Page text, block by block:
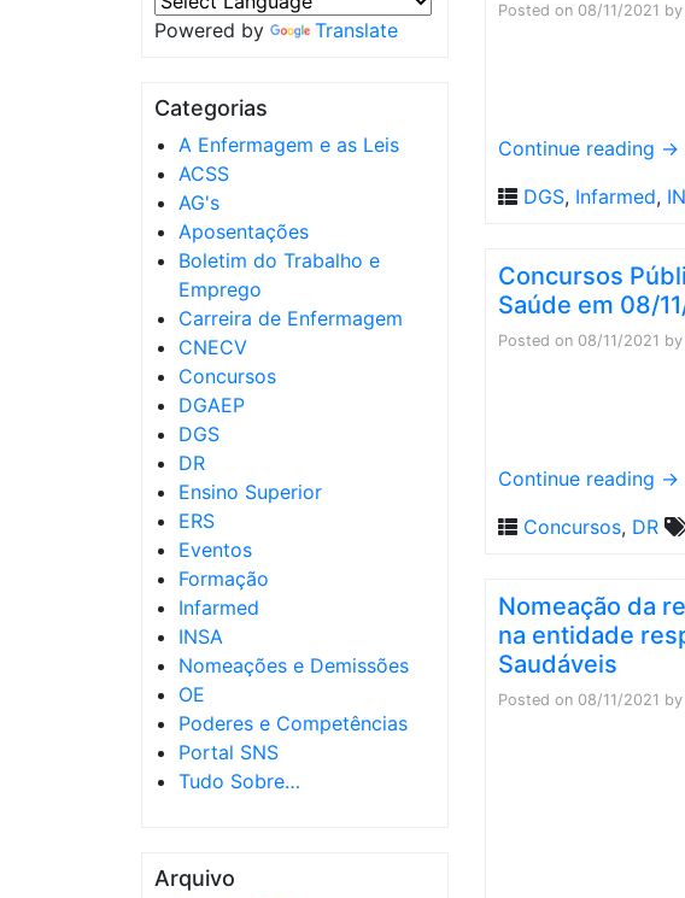
Powered by Translate
Categorias
A Enfermagem e as Leis
ACSS
AG's
Aposentações
Boletim do Trabalho e
Emprego
Carreira de Enfermagem
CNECV
Concursos
DGAEP
DGS
DR
Ensino Superior
ERS
Eventos
Formação
Infarmed
INSA
Nomeações e Demissões
OE
Poderes e Competências
Portal SNS
Tudo Sobre…
Arquivo
Posted on 08/11/2021 by
Continue reading →
DGS, Infarmed,
Concursos
Saúde em 08/
Posted on 08/11/2021 by
Continue reading →
Concursos, DR
Nomeação da
na entidade
Saudáveis
Posted on 08/11/2021 by